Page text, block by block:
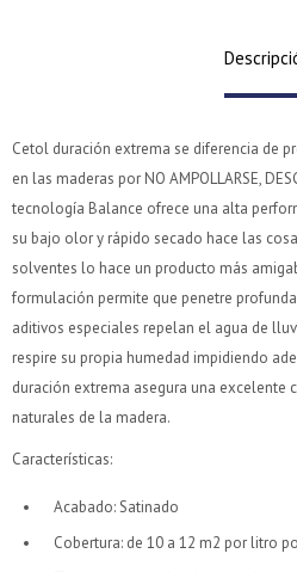
Cetol duración extrema se diferencia de
en las maderas por NO AMPOLLARSE,
tecnología Balance ofrece una alta
su bajo olor y rápido secado hace las
solventes lo hace un producto más
formulación permite que penetre
aditivos especiales repelan el agua de
respire su propia humedad impidiendo
duración extrema asegura una excelente
naturales de la madera.
Características:
Acabado: Satinado
Cobertura: de 10 a 12 m2 por litro
Comprá
Después,
cuotas y sin
tarjeta de
¡Sumate a la forma
Comprá en 3 cuotas sin
Después:
Cédula de identidad
Día
Continuar
Estás calificado para comprar
¡Tenés hasta para
prefieras!
Ups!
Parece que no tenes
inconveniente, por
en
¡Algo
Por favor intenta
Comprá
Después,
cuotas y sin
tarjeta de
¡Sumate a la forma
Comprá en 3 cuotas sin
Después:
Cédula de identidad
Día
Continuar
Estás calificado para comprar
¡Tenés hasta para
prefieras!
Ups!
Parece que no tenes
inconveniente, por
en
¡Algo
Por favor intenta